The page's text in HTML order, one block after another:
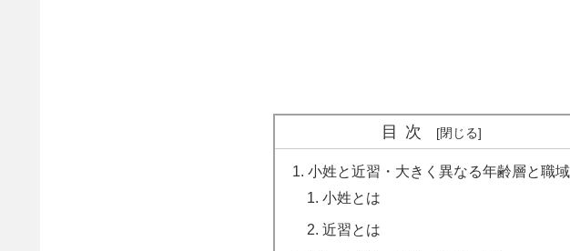
目次
小姓と近習・大きく異なる年齢層と職域
小姓とは
近習とは